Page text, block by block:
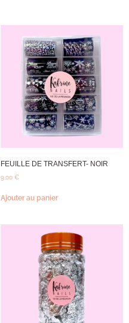
FEUILLE DE TRANSFERT- NOIR
9,00 €
Ajouter au panier